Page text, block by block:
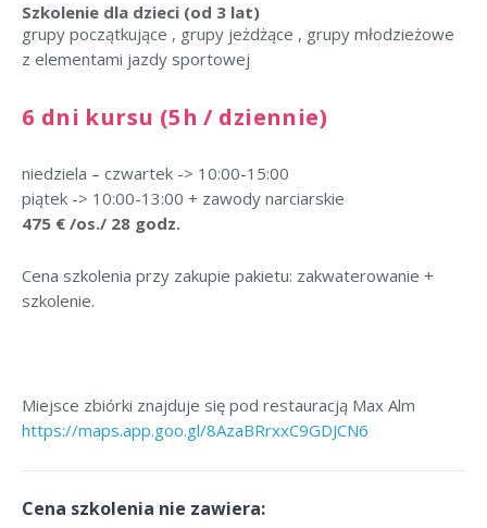
Szkolenie dla dzieci (od 3 lat)
grupy początkujące , grupy jeżdżące , grupy młodzieżowe
z elementami jazdy sportowej
6 dni kursu (5h / dziennie)
niedziela – czwartek -> 10:00-15:00
piątek -> 10:00-13:00 + zawody narciarskie
475 € /os./ 28 godz.
Cena szkolenia przy zakupie pakietu: zakwaterowanie +
szkolenie.
Miejsce zbiórki znajduje się pod restauracją Max Alm
https://maps.app.goo.gl/8AzaBRrxxC9GDJCN6
Cena szkolenia nie zawiera: